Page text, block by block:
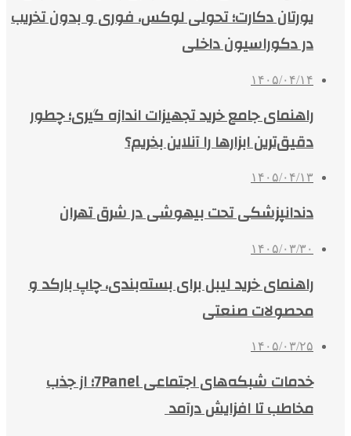
یورتان دکارت؛ تحولی لوکس، فوری و بدون تخریب
در دکوراسیون داخلی
۱۴۰۵/۰۴/۱۴
راهنمای جامع خرید تجهیزات اندازه گیری؛ چطور
دقیق‌ترین ابزارها را آنلاین بخریم؟
۱۴۰۵/۰۴/۱۳
دندانپزشکی تحت بیهوشی در شرق تهران
۱۴۰۵/۰۳/۳۰
راهنمای خرید لیبل برای بسته‌بندی، چاپ بارکد و
محصولات صنعتی
۱۴۰۵/۰۳/۲۵
خدمات شبکه‌های اجتماعی 7Panel؛ از جذب
مخاطب تا افزایش درآمد